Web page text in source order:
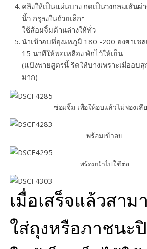
คลึงให้เป็นแผ่นบาง กดเป็นวงกลมเส้นผ่
นิ้ว กรุลงในถ้วยเล็กๆ
ใช้ส้อมจิ้มด้านล่างให้ทั่ว
นำเข้าอบที่อุณหภูมิ 180 -200 องศาเช
15 นาทีให้พอเหลือง พักไว้ให้เย็น
(แป้งพายสูตรนี้ รีดให้บางเพราะเมื่ออบ
มาก)
ซ่อมจิ้ม เพื่อให้อบแล้วไม่พองเสี
พร้อมเข้าอบ
พร้อมนำไปใช้ต่อ
เมื่อเสร็จแล้วสาม
ใส่ถุงหรือภาชนะ